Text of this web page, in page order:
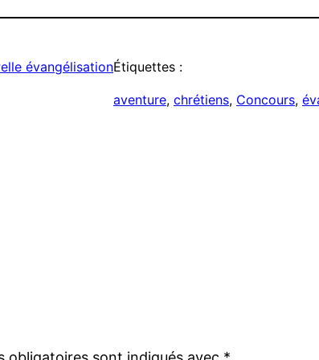
évangélisationÉtiquettes :
aventure, chrétiens, Concours,